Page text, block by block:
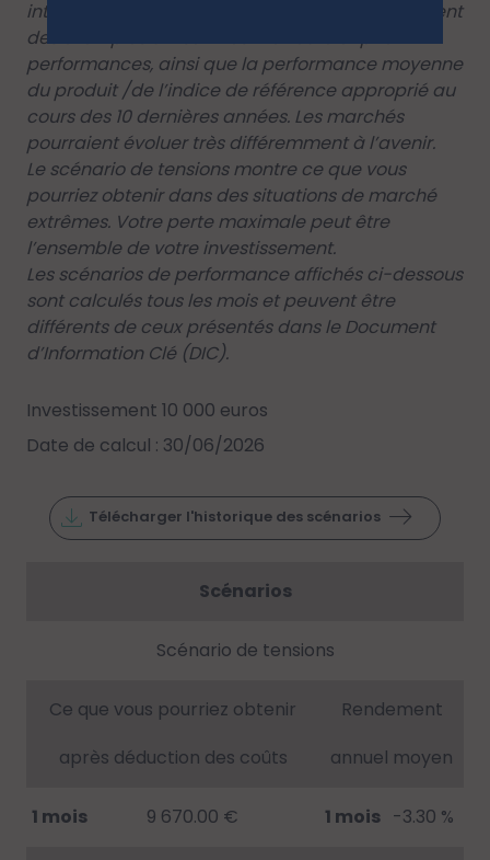
intermédiaire et favorable présentés représentent
des exemples utilisant les meilleure et pire
performances, ainsi que la performance moyenne
du produit /de l’indice de référence approprié au
cours des 10 dernières années. Les marchés
pourraient évoluer très différemment à l’avenir.
Le scénario de tensions montre ce que vous
pourriez obtenir dans des situations de marché
extrêmes. Votre perte maximale peut être
l’ensemble de votre investissement.
Les scénarios de performance affichés ci-dessous
sont calculés tous les mois et peuvent être
différents de ceux présentés dans le Document
d’Information Clé (DIC).
Investissement 10 000 euros
Date de calcul : 30/06/2026
Télécharger l'historique des scénarios
Scénarios
Scénario de tensions
Ce que vous pourriez obtenir
après déduction des coûts
Rendement
annuel moyen
1 mois 9 670.00 € 1 mois -3.30 %